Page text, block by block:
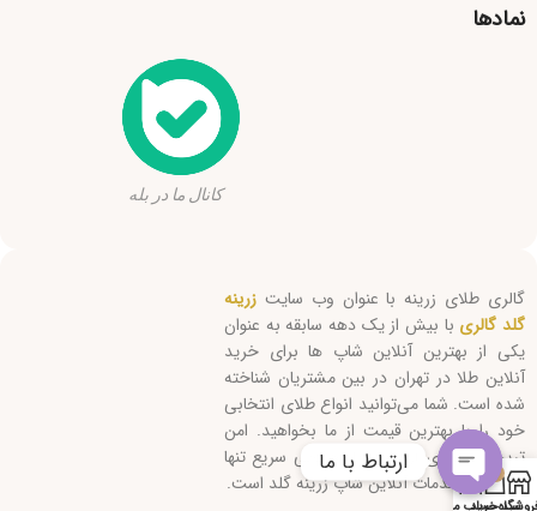
نمادها
کانال ما در بله
گالری طلای زرینه با عنوان وب سایت زرینه
گلد گالری با بیش از یک دهه سابقه به عنوان
یکی از بهترین آنلاین شاپ ها برای خرید
آنلاین طلا در تهران در بین مشتریان شناخته
شده است. شما می‌توانید انواع طلای انتخابی
خود را با بهترین قیمت از ما بخواهید. امن
ترین روش‌های ارسال و پاسخگویی سریع تنها
بخشی از خدمات آنلاین شاپ زرینه گلد است.
سبد خرید
حساب من
ارتباط با ما